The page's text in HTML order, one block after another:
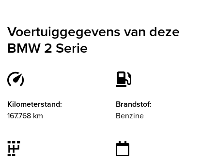
Voertuiggegevens van deze
BMW 2 Serie
Kilometerstand:
167.768 km
Brandstof:
Benzine